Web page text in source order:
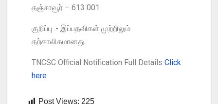
தஞ்சாவூர் – 613 001
குறிப்பு :- இப்பதவிகள் முற்றிலும்
தற்காலிகமானது.
TNCSC Official Notification Full Details Click
here
Post Views: 225